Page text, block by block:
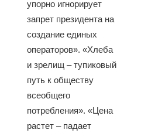
упорно игнорирует
запрет президента на
создание единых
операторов». «Хлеба
и зрелищ – тупиковый
путь к обществу
всеобщего
потребления». «Цена
растет – падает